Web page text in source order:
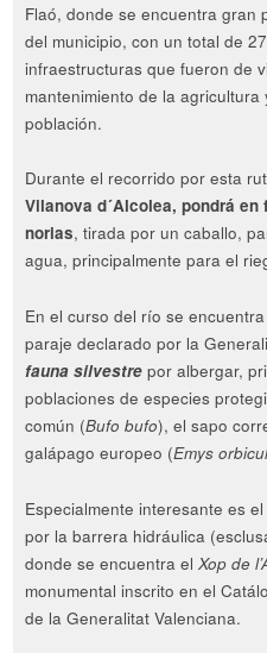
Flaó, donde se encuentra gran
del municipio, con un total de
infraestructuras que fueron de
mantenimiento de la
población.
Durante el recorrido por esta
Vilanova d´Alcolea, pondrá
norias, tirada por un caballo,
agua, principalmente para el
En el curso del río se
paraje declarado por la
fauna silvestrepor albergar,
poblaciones de especies
común (Bufo bufo), el sapo
galápago europeo (Emys
Especialmente interesante es
por la barrera hidráulica
donde se encuentra elXop de
monumental inscrito en el
de la Generalitat Valenciana.